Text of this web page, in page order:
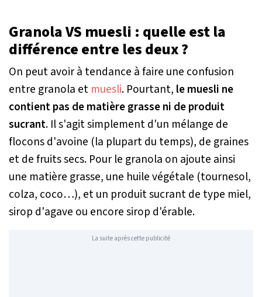
Granola VS muesli : quelle est la
différence entre les deux ?
On peut avoir à tendance à faire une confusion
entre granola et muesli. Pourtant, le muesli ne
contient pas de matière grasse ni de produit
sucrant. Il s'agit simplement d'un mélange de
flocons d'avoine (la plupart du temps), de graines
et de fruits secs. Pour le granola on ajoute ainsi
une matière grasse, une huile végétale (tournesol,
colza, coco…), et un produit sucrant de type miel,
sirop d'agave ou encore sirop d'érable.
La suite après cette publicité